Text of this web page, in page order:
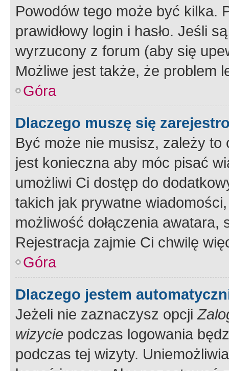
Powodów tego może być kilka.
prawidłowy login i hasło. Jeśli
wyrzucony z forum (aby się
Możliwe jest także, że problem
Góra
Dlaczego muszę się
Być może nie musisz, zależy
jest konieczna aby móc pisać
umożliwi Ci dostęp do
takich jak prywatne
możliwość dołączenia
Rejestracja zajmie Ci chwilę
Góra
Dlaczego jestem
Jeżeli nie zaznaczysz opcji
wizycie podczas logowania
podczas tej wizyty.